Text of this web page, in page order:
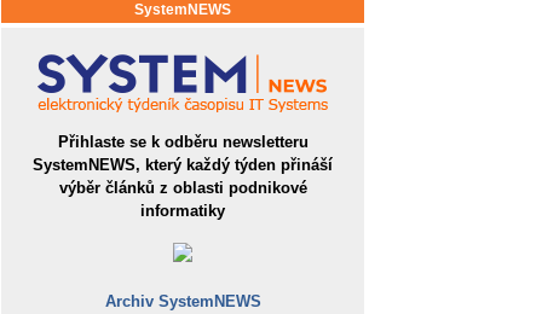
SystemNEWS
Přihlaste se k odběru newsletteru
SystemNEWS, který každý týden přináší
výběr článků z oblasti podnikové
informatiky
Archiv SystemNEWS